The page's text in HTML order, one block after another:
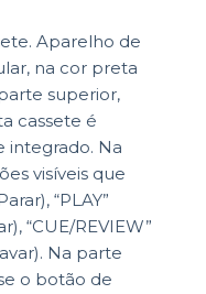
Aparelho de
na cor preta
superior,
cassete é
integrado. Na
visíveis que
“PLAY”
“CUE/REVIEW”
Na parte
o botão de